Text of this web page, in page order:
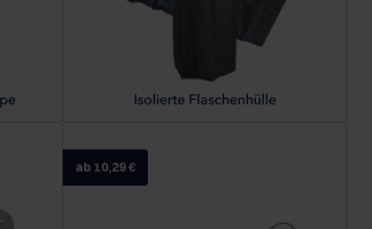
Isolierte Flaschenhülle
ab 10,29 €